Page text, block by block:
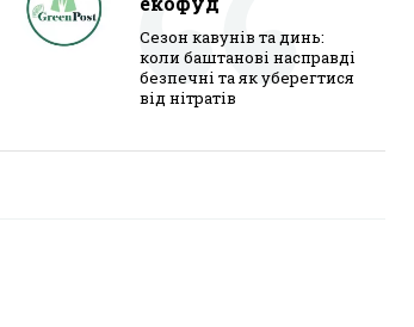
Сезон кавунів та динь:
коли баштанові насправді
безпечні та як уберегтися
від нітратів